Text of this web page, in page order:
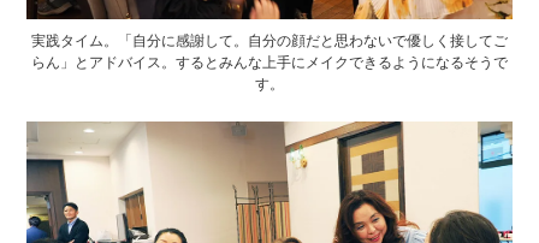
実践タイム。「自分に感謝して。自分の顔だと思わないで優しく接してご
らん」とアドバイス。するとみんな上手にメイクできるようになるそうで
す。